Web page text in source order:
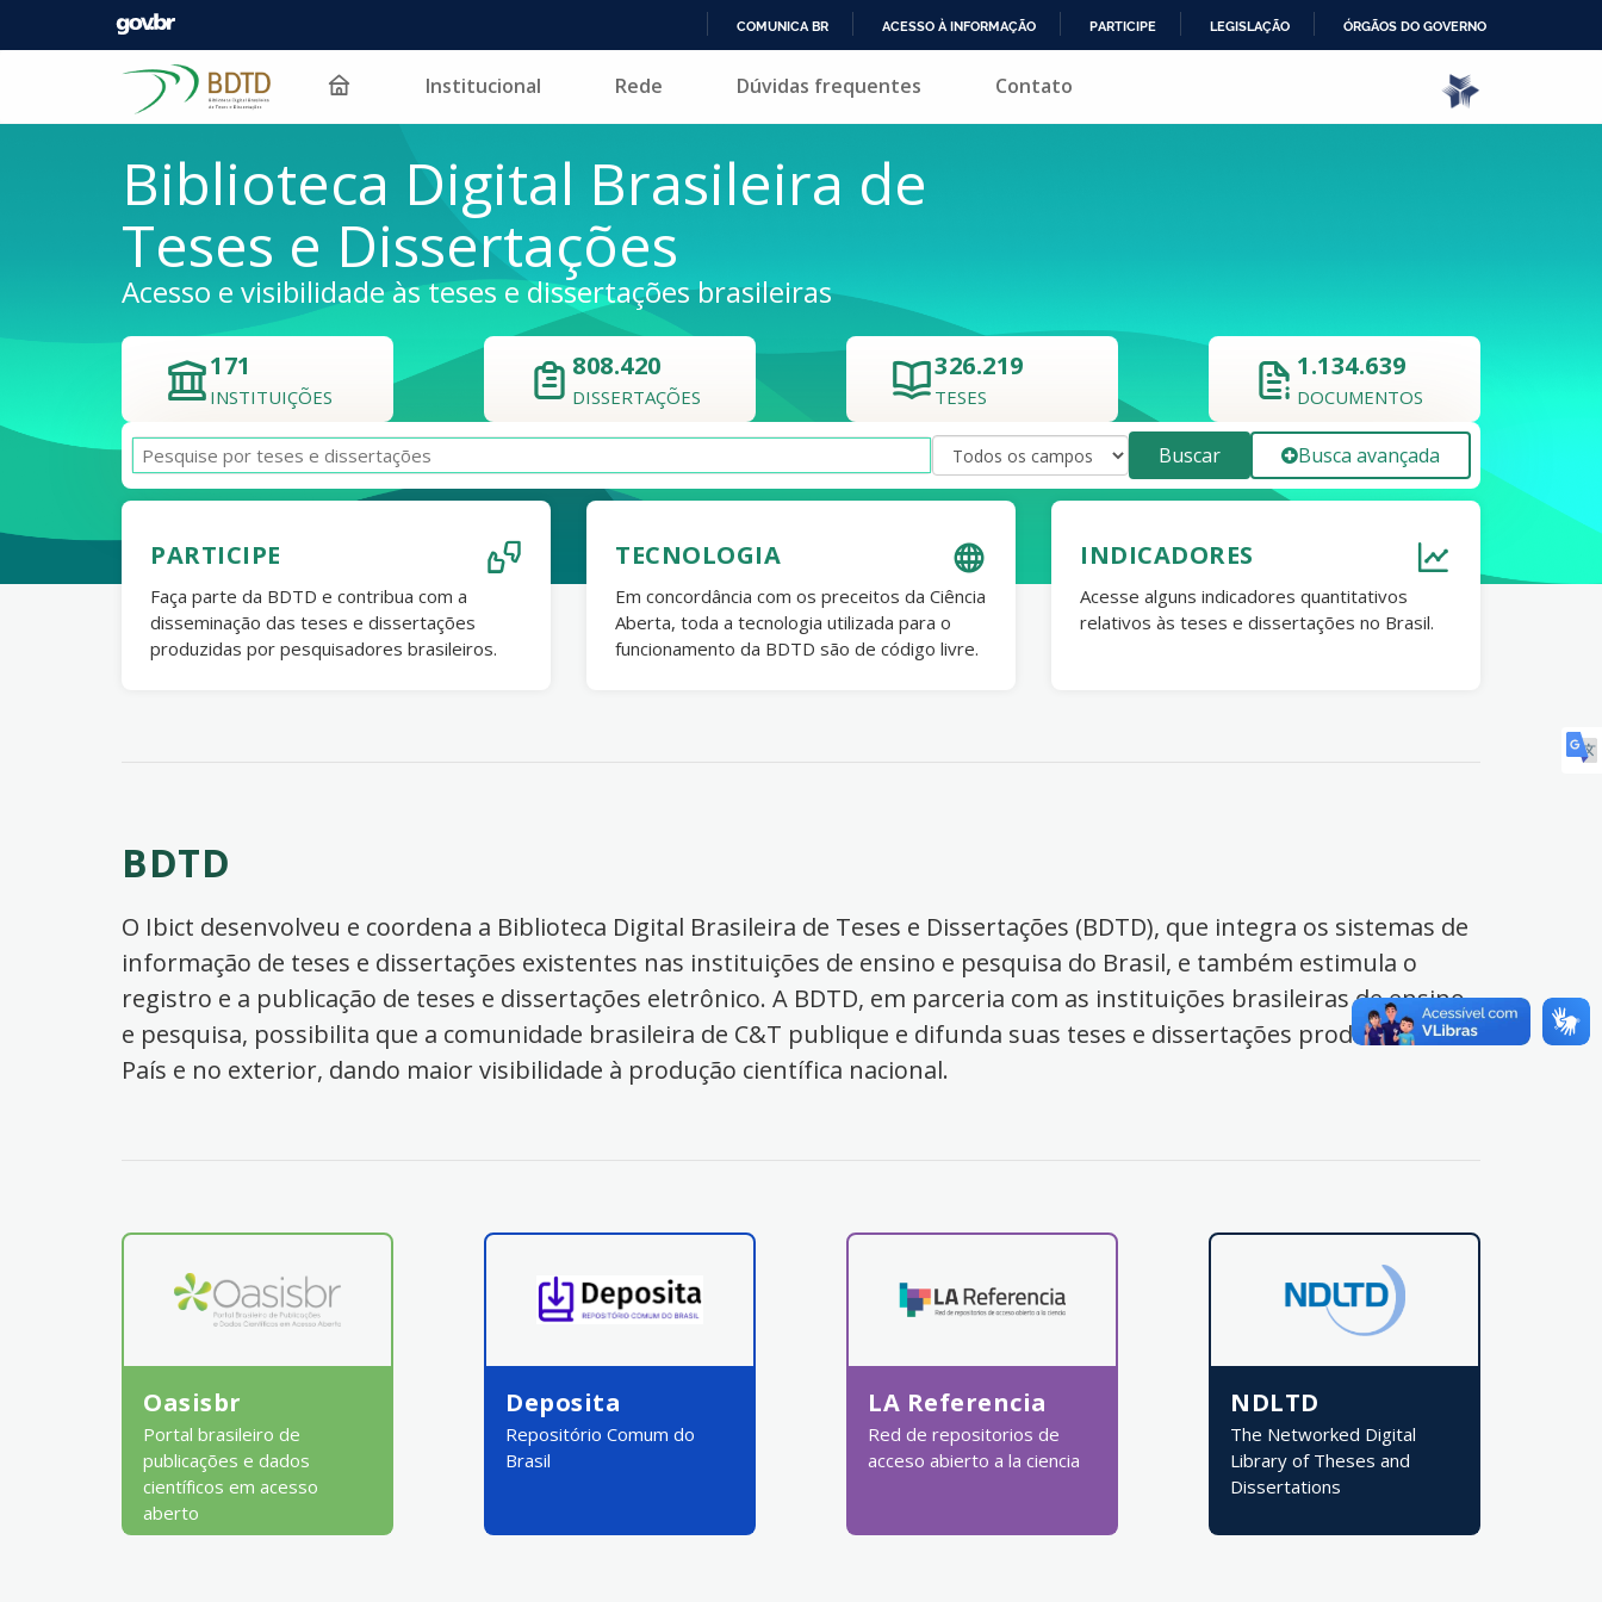
PARA
COMUNICA BR ACESSO À INFORMAÇÃO PARTICIPE LEGISLAÇÃO ÓRGÃOS DO GOVERNO
Pular para o conteúdo Institucional Rede Dúvidas frequentes Contato
Biblioteca Digital Brasileira de
Teses e Dissertações
Acesso e visibilidade às teses e dissertações brasileiras
171
INSTITUIÇÕES
808.420
DISSERTAÇÕES
326.219
TESES
1.134.639
DOCUMENTOS
Buscar Busca avançada
PARTICIPE
Faça parte da BDTD e contribua com a
disseminação das teses e dissertações
produzidas por pesquisadores brasileiros.
TECNOLOGIA
Em concordância com os preceitos da Ciência
Aberta, toda a tecnologia utilizada para o
funcionamento da BDTD são de código livre.
INDICADORES
Acesse alguns indicadores quantitativos
relativos às teses e dissertações no Brasil.
BDTD
O Ibict desenvolveu e coordena a Biblioteca Digital Brasileira de Teses e Dissertações (BDTD), que integra os sistemas de
informação de teses e dissertações existentes nas instituições de ensino e pesquisa do Brasil, e também estimula o
registro e a publicação de teses e dissertações eletrônico. A BDTD, em parceria com as instituições brasileiras de ensino
e pesquisa, possibilita que a comunidade brasileira de C&T publique e difunda suas teses e dissertações produzidas no
País e no exterior, dando maior visibilidade à produção científica nacional.
Oasisbr
Portal brasileiro de
publicações e dados
científicos em acesso
aberto
Deposita
Repositório Comum do
Brasil
LA Referencia
Red de repositorios de
acceso abierto a la ciencia
NDLTD
The Networked Digital
Library of Theses and
Dissertations